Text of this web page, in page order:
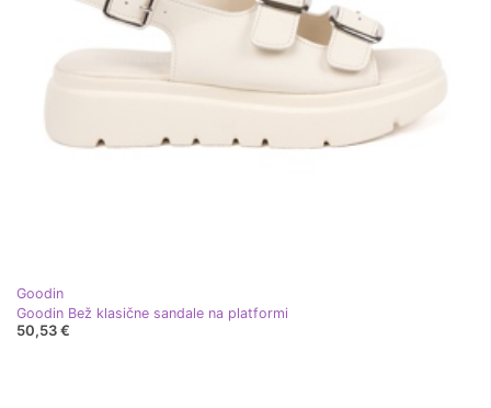
Goodin
Goodin Bež klasične sandale na platformi
50,53 €